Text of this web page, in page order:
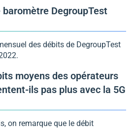
baromètre DegroupTest
des débits de DegroupTest
moyens des opérateurs
ils pas plus avec la 5G
on remarque que le débit